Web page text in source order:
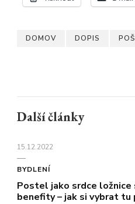
DOMOV DOPIS
Další články
15.12.2022
BYDLENÍ
Postel jako srdce ložnice
benefity – jak si vybrat tu